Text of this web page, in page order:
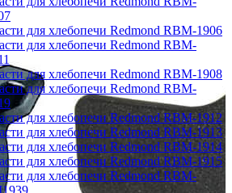
для хлебопечи Redmond RBM-1906
для хлебопечи Redmond RBM-
для хлебопечи Redmond RBM-1908
для хлебопечи Redmond RBM-
для хлебопечи Redmond RBM-1912
для хлебопечи Redmond RBM-1913
для хлебопечи Redmond RBM-1914
для хлебопечи Redmond RBM-1915
для хлебопечи Redmond RBM-